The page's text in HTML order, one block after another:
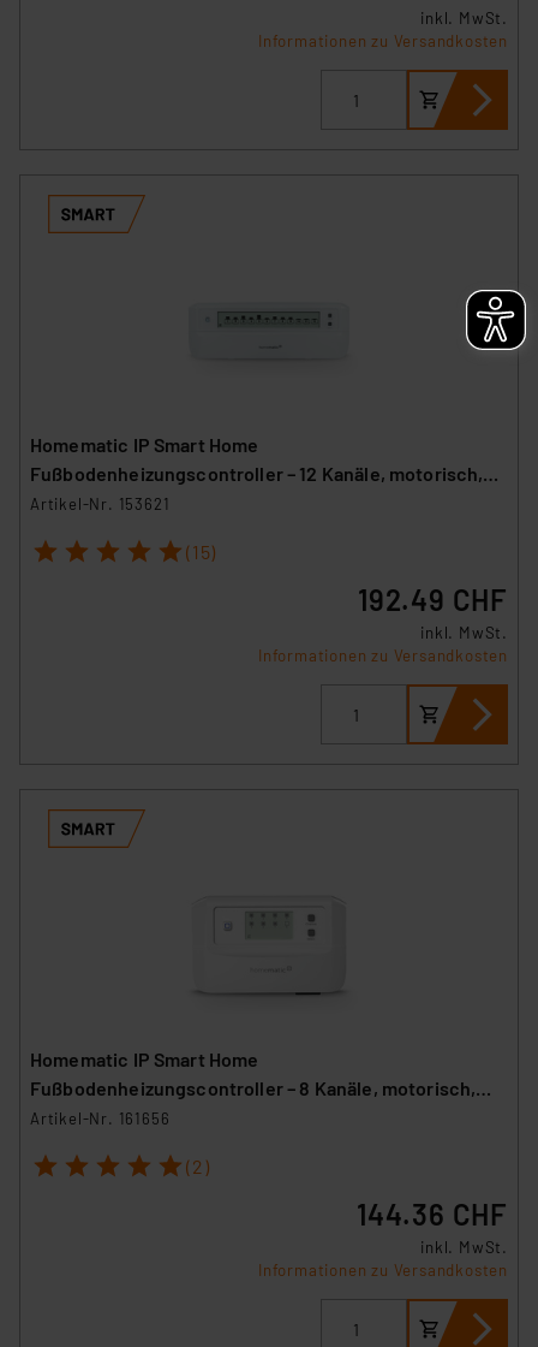
inkl. MwSt.
Informationen zu Versandkosten
Homematic IP Smart Home
Fußbodenheizungscontroller – 12 Kanäle, motorisch,
HmIP-FALMOT-C12
Artikel-Nr. 153621
1 2 3 4 5 (15)
192.49 CHF
inkl. MwSt.
Informationen zu Versandkosten
Homematic IP Smart Home
Fußbodenheizungscontroller – 8 Kanäle, motorisch,
HmIP-FALMOT-C8
Artikel-Nr. 161656
1 2 3 4 5 (2)
144.36 CHF
inkl. MwSt.
Informationen zu Versandkosten